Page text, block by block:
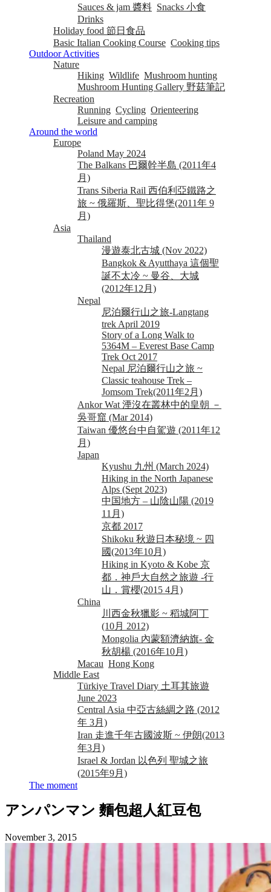
Sauces & jam 醬料 Snacks 小食
Drinks
Holiday food 節日食品
Basic Italian Cooking Course Cooking tips
Outdoor Activities
Nature
Hiking Wildlife Mushroom hunting
Mushroom Hunting Gallery 野菇筆記
Recreation
Running Cycling Orienteering
Leisure and camping
Around the world
Europe
Poland May 2024
The Balkans 巴爾幹半島 (2011年4
月)
Trans Siberia Rail 西伯利亞鐵路之
旅 ~ 俄羅斯、聖比得堡(2011年 9
月)
Asia
Thailand
漫遊泰北古城 (Nov 2022)
Bangkok & Ayutthaya 這個聖
誕不太冷 ~ 曼谷、大城
(2012年12月)
Nepal
尼泊爾行山之旅-Langtang
trek April 2019
Story of a Long Walk to
5364M – Everest Base Camp
Trek Oct 2017
Nepal 尼泊爾行山之旅 ~
Classic teahouse Trek –
Jomsom Trek(2011年2月)
Ankor Wat 湮沒在叢林中的皇朝 －
吳哥窟 (Mar 2014)
Taiwan 優悠台中自駕遊 (2011年12
月)
Japan
Kyushu 九州 (March 2024)
Hiking in the North Japanese
Alps (Sept 2023)
中国地方 – 山陰山陽 (2019
11月)
京都 2017
Shikoku 秋遊日本秘境 ~ 四
國(2013年10月)
Hiking in Kyoto & Kobe 京
都．神戶大自然之旅遊 -行
山．賞櫻(2015 4月)
China
川西金秋獵影 ~ 稻城阿丁
(10月 2012)
Mongolia 內蒙額濟納旗- 金
秋胡楊 (2016年10月)
Macau Hong Kong
Middle East
Türkiye Travel Diary 土耳其旅遊
June 2023
Central Asia 中亞古絲綢之路 (2012
年 3月)
Iran 走進千年古國波斯 ~ 伊朗(2013
年3月)
Israel & Jordan 以色列 聖城之旅
(2015年9月)
The moment
アンパンマン 麵包超人紅豆包
November 3, 2015